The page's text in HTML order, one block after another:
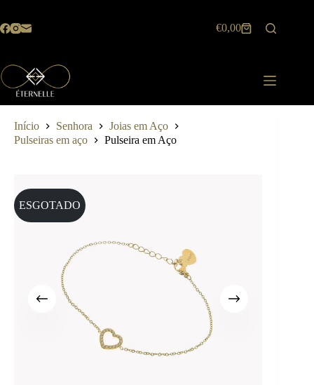
o
Carrinho
€0,00
Início Senhora
Joias em Aço
Pulseiras em aço
Pulseira em Aço
ESGOTADO